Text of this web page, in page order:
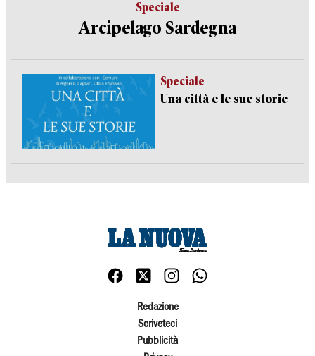
Speciale
Arcipelago Sardegna
Speciale
Una città e le sue storie
Redazione
Scriveteci
Pubblicità